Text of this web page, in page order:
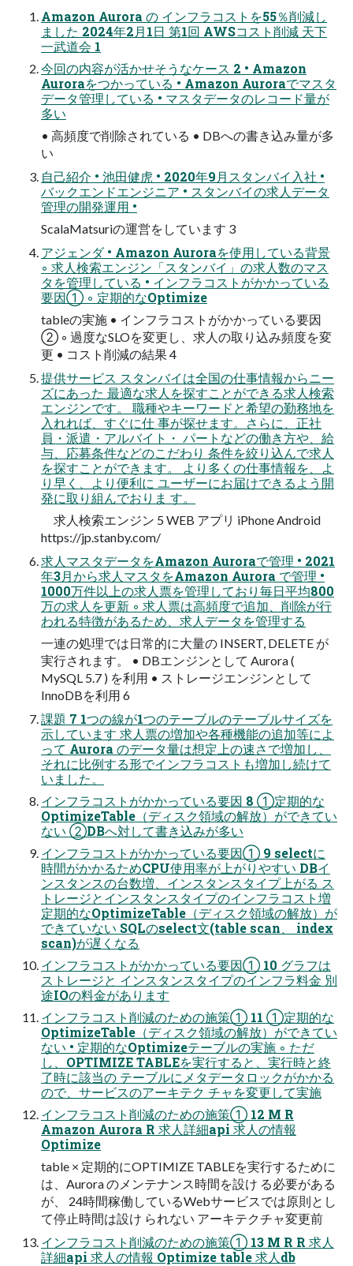
Amazon Aurora の インフラコストを55％削減し
ました 2024年2月1日 第1回 AWSコスト削減 天下
一武道会 1
今回の内容が活かせそうなケース 2 • Amazon
Auroraをつかっている • Amazon Auroraでマスタ
データ管理している • マスタデータのレコード量が
多い
• 高頻度で削除されている • DBへの書き込み量が多
い
自己紹介 • 池田健虎 • 2020年9月スタンバイ入社 •
バックエンドエンジニア • スタンバイの求人データ
管理の開発運用 •
ScalaMatsuriの運営をしています 3
アジェンダ • Amazon Auroraを使用している背景
◦ 求人検索エンジン「スタンバイ」の求人数のマス
タを管理している • インフラコストがかかっている
要因① ◦ 定期的なOptimize
tableの実施 • インフラコストがかかっている要因
② ◦ 過度なSLOを変更し、求人の取り込み頻度を変
更 • コスト削減の結果 4
提供サービス スタンバイは全国の仕事情報からニー
ズにあった 最適な求人を探すことができる求人検索
エンジンです。 職種やキーワードと希望の勤務地を
入れれば、すぐに仕 事が探せます。さらに、正社
員・派遣・アルバイト・ パートなどの働き方や、給
与、応募条件などのこだわり 条件を絞り込んで求人
を探すことができます。 より多くの仕事情報を、よ
り早く、より便利に ユーザーにお届けできるよう開
発に取り組んでおりま す。
求人検索エンジン 5 WEB アプリ iPhone Android
https://jp.stanby.com/
求人マスタデータをAmazon Auroraで管理 • 2021
年3月から求人マスタをAmazon Aurora で管理 •
1000万件以上の求人票を管理しており毎日平均800
万の求人を更新 ◦ 求人票は高頻度で追加、削除が行
われる特徴があるため、求人データを管理する
一連の処理では日常的に大量の INSERT, DELETE が
実行されます。 • DBエンジンとして Aurora (
MySQL 5.7 ) を利用 • ストレージエンジンとして
InnoDBを利用 6
課題 7 1つの線が1つのテーブルのテーブルサイズを
示しています 求人票の増加や各種機能の追加等によ
って Aurora のデータ量は想定上の速さで増加し、
それに比例する形でインフラコストも増加し続けて
いました。
インフラコストがかかっている要因 8 ①定期的な
OptimizeTable（ディスク領域の解放）ができてい
ない ②DBへ対して書き込みが多い
インフラコストがかかっている要因① 9 selectに
時間がかかるためCPU使用率が上がりやすい DBイ
ンスタンスの台数増、インスタンスタイプ上がる ス
トレージとインスタンスタイプのインフラコスト増
定期的なOptimizeTable（ディスク領域の解放）が
できていない SQLのselect文(table scan、 index
scan)が遅くなる
インフラコストがかかっている要因① 10 グラフは
ストレージと インスタンスタイプのインフラ料金 別
途IOの料金があります
インフラコスト削減のための施策① 11 ①定期的な
OptimizeTable（ディスク領域の解放）ができてい
ない • 定期的なOptimizeテーブルの実施 ◦ ただ
し、OPTIMIZE TABLEを実行すると、実行時と終
了時に該当の テーブルにメタデータロックがかかる
ので、サービスのアーキテク チャを変更して実施
インフラコスト削減のための施策① 12 M R
Amazon Aurora R 求人詳細api 求人の情報
Optimize
table × 定期的にOPTIMIZE TABLEを実行するために
は、Aurora のメンテナンス時間を設け る必要がある
が、 24時間稼働しているWebサービスでは原則とし
て停止時間は設け られない アーキテクチャ変更前
インフラコスト削減のための施策① 13 M R R 求人
詳細api 求人の情報 Optimize table 求人db